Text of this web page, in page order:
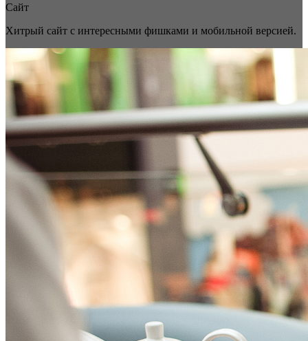
Сайт
Хитрый сайт с интересными фишками и мобильной версией.